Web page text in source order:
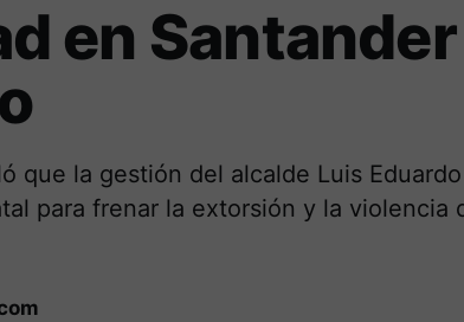
en
que la gestión del alcalde Luis
para frenar la extorsión y la violencia